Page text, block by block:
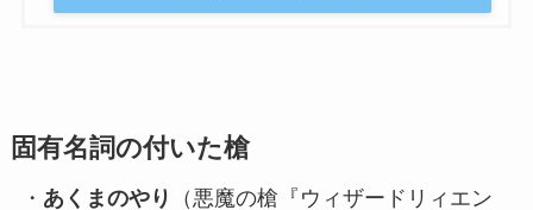
固有名詞の付いた槍
・ あくまのやり （悪魔の槍『ウィザードリィエン